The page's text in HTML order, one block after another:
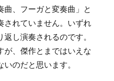
曲、フーガと変奏曲」と
されていません。いずれ
し演奏されるのです。
が、傑作とまではいえな
のだと思います。